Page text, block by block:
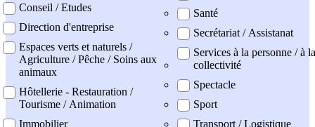
Conseil / Etudes
Direction d'entreprise
Espaces verts et naturels /
Agriculture / Pêche / Soins aux
animaux
Hôtellerie - Restauration /
Tourisme / Animation
Immobilier
Santé
Secrétariat / Assistanat
Services à la personne / à la
collectivité
Spectacle
Sport
Transport / Logistique